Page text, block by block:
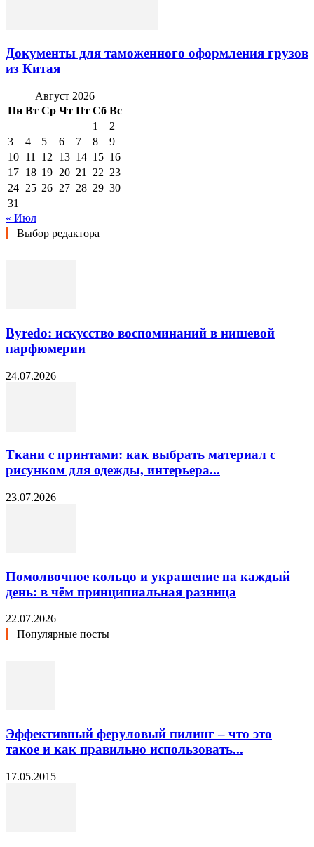
Документы для таможенного оформления грузов
из Китая
Август 2026
Пн Вт Ср Чт Пт Сб Вс
1
2
3
4 5 6 7 8
9
10 11 12 13 14 15 16
17 18 19 20 21 22 23
24 25 26 27 28 29 30
31
« Июл
Выбор редактора
Byredo: искусство воспоминаний в нишевой
парфюмерии
24.07.2026
Ткани с принтами: как выбрать материал с
рисунком для одежды, интерьера...
23.07.2026
Помолвочное кольцо и украшение на каждый
день: в чём принципиальная разница
22.07.2026
Популярные посты
Эффективный феруловый пилинг – что это
такое и как правильно использовать...
17.05.2015